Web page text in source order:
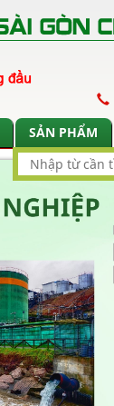
SẢN PHẨM